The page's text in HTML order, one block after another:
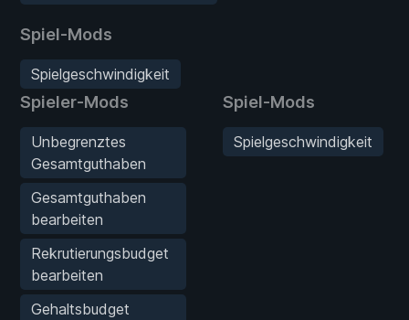
Spiel-Mods
Spielgeschwindigkeit
Spieler-Mods
Unbegrenztes
Gesamtguthaben
Gesamtguthaben
bearbeiten
Rekrutierungsbudget
bearbeiten
Gehaltsbudget
Spiel-Mods
Spielgeschwindigkeit